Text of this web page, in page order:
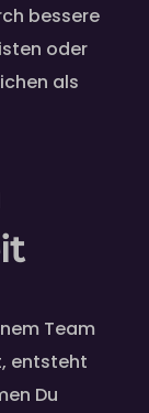
bessere
oder
als
Team
entsteht
Du